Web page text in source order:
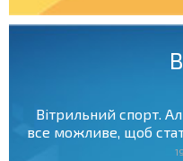
Вітрильний спорт.
все можливе, щоб